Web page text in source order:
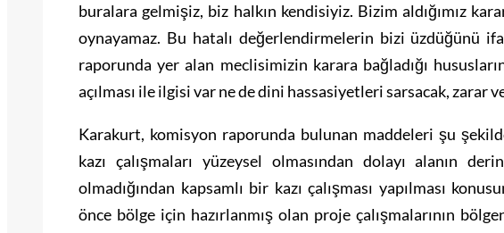
buralara gelmişiz, biz halkın kendisiyiz. Bizim aldığımız
oynayamaz. Bu hatalı değerlendirmelerin bizi üzdüğünü
raporunda yer alan meclisimizin karara bağladığı
açılması ile ilgisi var ne de dini hassasiyetleri sarsacak, zarar
Karakurt, komisyon raporunda bulunan maddeleri şu şekilde
kazı çalışmaları yüzeysel olmasından dolayı alanın
olmadığından kapsamlı bir kazı çalışması yapılması
önce bölge için hazırlanmış olan proje çalışmalarının